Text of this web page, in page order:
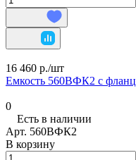
16 460 р./шт
Емкость 560ВФК2 с
0
Есть в наличии
Арт. 560ВФК2
В корзину